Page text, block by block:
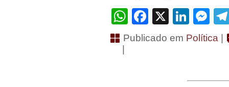
WhatsApp
Facebook
X
Publicado em Política |